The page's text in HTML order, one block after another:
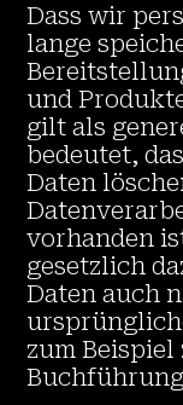
Dass wir
lange
und
gilt als
bedeutet,
Daten
vorhanden
gesetzlich
Daten auch
zum Beispiel